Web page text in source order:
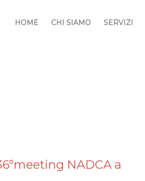
HOME CHI SIAMO SERVIZI
NADCA a